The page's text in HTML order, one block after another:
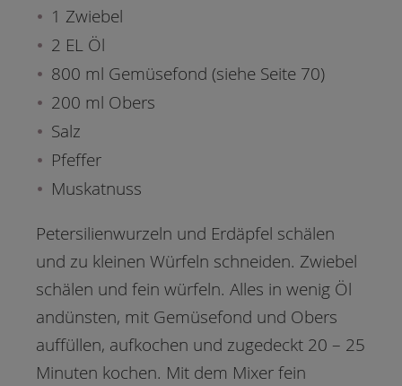
1 Zwiebel
2 EL Öl
800 ml Gemüsefond (siehe Seite 70)
200 ml Obers
Salz
Pfeffer
Muskatnuss
Petersilienwurzeln und Erdäpfel schälen
und zu kleinen Würfeln schneiden. Zwiebel
schälen und fein würfeln. Alles in wenig Öl
andünsten, mit Gemüsefond und Obers
auffüllen, aufkochen und zugedeckt 20 – 25
Minuten kochen. Mit dem Mixer fein